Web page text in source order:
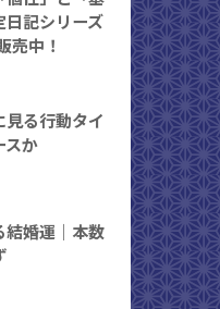
日記シリーズ
売中！
る行動タイ
スか
結婚運｜本数